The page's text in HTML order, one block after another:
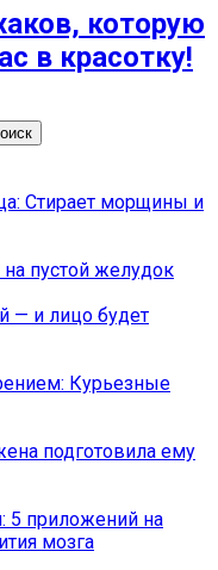
которую
в красотку!
Стирает морщины и
пустой желудок
— и лицо будет
Курьезные
подготовила ему
5 приложений на
мозга